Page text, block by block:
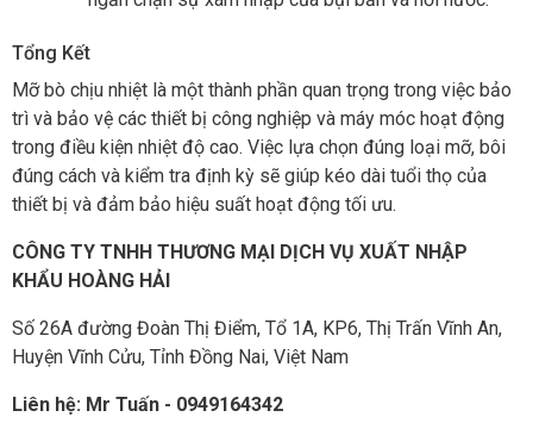
Tổng Kết
Mỡ bò chịu nhiệt là một thành phần quan trọng trong việc bảo
trì và bảo vệ các thiết bị công nghiệp và máy móc hoạt động
trong điều kiện nhiệt độ cao. Việc lựa chọn đúng loại mỡ, bôi
đúng cách và kiểm tra định kỳ sẽ giúp kéo dài tuổi thọ của
thiết bị và đảm bảo hiệu suất hoạt động tối ưu.
CÔNG TY TNHH THƯƠNG MẠI DỊCH VỤ XUẤT NHẬP
KHẨU HOÀNG HẢI
Số 26A đường Đoàn Thị Điểm, Tổ 1A, KP6, Thị Trấn Vĩnh An,
Huyện Vĩnh Cửu, Tỉnh Đồng Nai, Việt Nam
Liên hệ: Mr Tuấn - 0949164342